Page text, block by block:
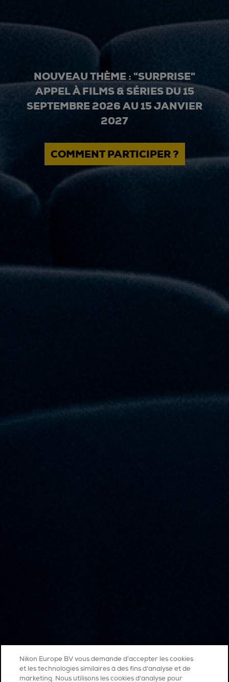
NOUVEAU THÈME : "SURPRISE"
APPEL À FILMS & SÉRIES DU 15
SEPTEMBRE 2026 AU 15 JANVIER
2027
COMMENT PARTICIPER ?
Nikon Europe BV vous demande d'accepter les cookies
et les technologies similaires à des fins d'analyse et de
marketing. Nous utilisons les cookies d’analyse pour